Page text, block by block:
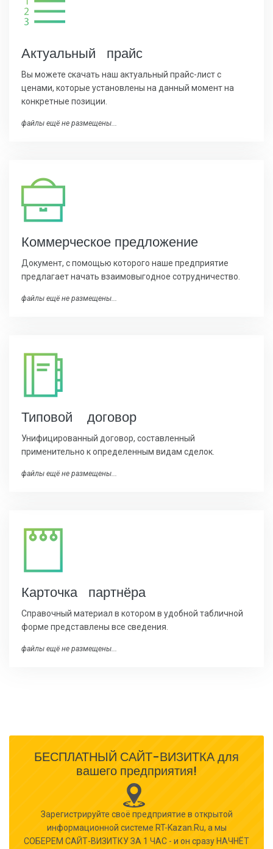
Актуальный прайс
Вы можете скачать наш актуальный прайс-лист с
ценами, которые установлены на данный момент на
конкретные позиции.
файлы ещё не размещены...
Коммерческое предложение
Документ, с помощью которого наше предприятие
предлагает начать взаимовыгодное сотрудничество.
файлы ещё не размещены...
Типовой договор
Унифицированный договор, составленный
применительно к определенным видам сделок.
файлы ещё не размещены...
Карточка партнёра
Справочный материал в котором в удобной табличной
форме представлены все сведения.
файлы ещё не размещены...
БЕСПЛАТНЫЙ САЙТ-ВИЗИТКА для
вашего предприятия!
Зарегистрируйте своё предприятие в открытой
информационной системе RT-Kazan.Ru, а мы
СОБЕРЕМ САЙТ-ВИЗИТКУ ЗА 1 ЧАС - и он сразу НАЧНЁТ